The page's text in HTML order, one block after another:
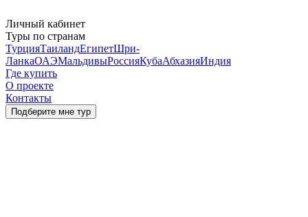
Личный кабинет
Туры по странам
ТурцияТаиландЕгипетШри-
ЛанкаОАЭМальдивыРоссияКубаАбхазияИндия
Где купить
О проекте
Контакты
Подберите мне тур